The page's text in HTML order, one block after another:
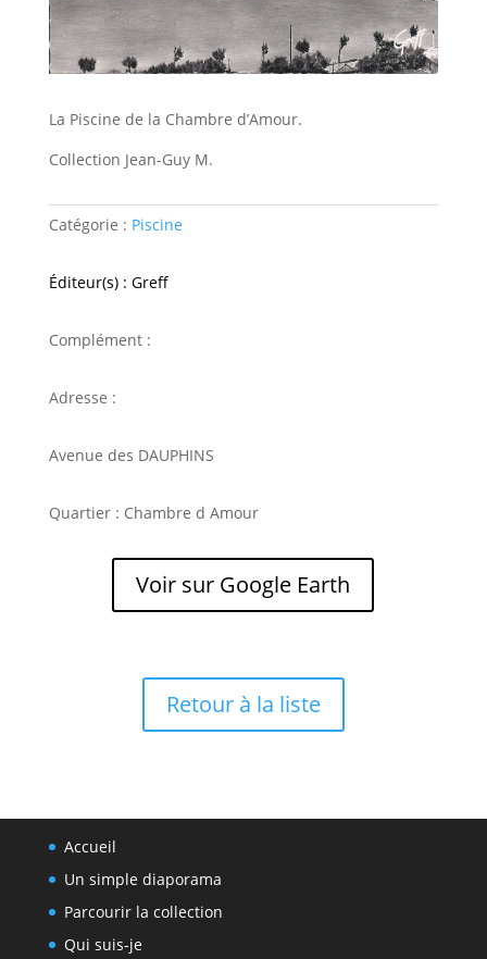
La Piscine de la Chambre d’Amour.
Collection Jean-Guy M.
Catégorie : Piscine
Éditeur(s) : Greff
Complément :
Adresse :
Avenue des DAUPHINS
Quartier : Chambre d Amour
Voir sur Google Earth
Retour à la liste
Accueil
Un simple diaporama
Parcourir la collection
Qui suis-je